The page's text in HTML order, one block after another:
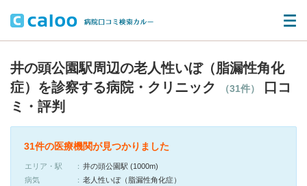
井の頭公園駅周辺の老人性いぼ（脂漏性角化
症）を診察する病院・クリニック
（31件）
口コ
ミ・評判
31件の医療機関が見つかりました
エリア・駅
井の頭公園駅 (1000m)
病気
老人性いぼ（脂漏性角化症）